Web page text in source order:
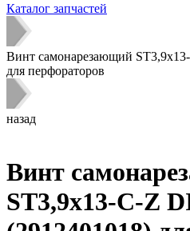
Каталог запчастей
Винт самонарезающий
для перфораторов
назад
Винт
ST3,9x13-C-Z